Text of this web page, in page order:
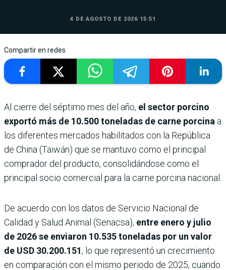
4 DE AGOSTO DE 2026 15:51
Compartir en redes
Al cierre del séptimo mes del año, el sector porcino
exportó más de 10.500 toneladas de carne porcina a
los diferentes mercados habilitados con la República
de China (Taiwán) que se mantuvo como el principal
comprador del producto, consolidándose como el
principal socio comercial para la carne porcina nacional.
De acuerdo con los datos de Servicio Nacional de
Calidad y Salud Animal (Senacsa), entre enero y julio
de 2026 se enviaron 10.535 toneladas por un valor
de USD 30.200.151, lo que representó un crecimiento
en comparación con el mismo periodo de 2025, cuando